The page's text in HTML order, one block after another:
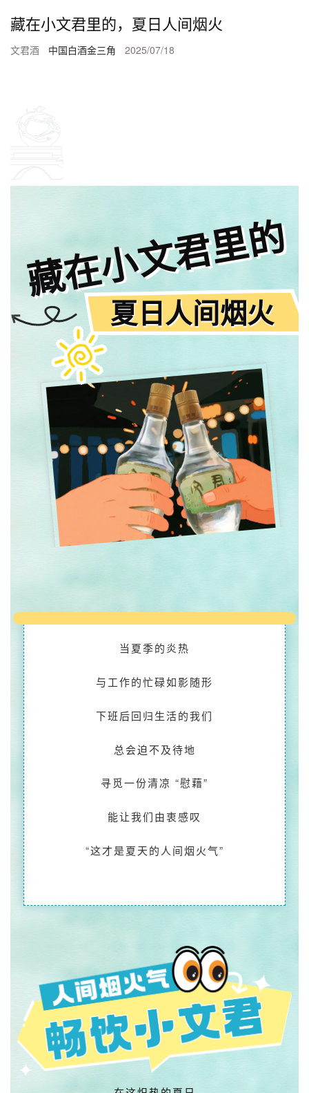
藏在小文君里的，夏日人间烟火
文君酒 中国白酒金三角 2025/07/18
藏在小文君里的
奔赴清凉胜境
夏日人间烟火
当夏季的炎热
与工作的忙碌如影随形
下班后回归生活的我们
总会迫不及待地
寻觅一份清凉 “慰藉”
能让我们由衷感叹
“这才是夏天的人间烟火气”